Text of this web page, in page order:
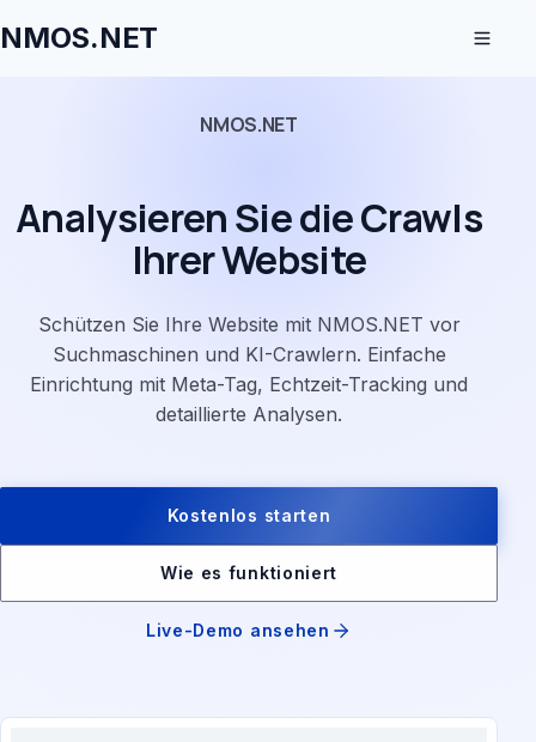
NMOS.NET
NMOS.NET
Analysieren Sie die Crawls
Ihrer Website
Schützen Sie Ihre Website mit NMOS.NET vor
Suchmaschinen und KI-Crawlern. Einfache
Einrichtung mit Meta-Tag, Echtzeit-Tracking und
detaillierte Analysen.
Kostenlos starten
Wie es funktioniert
Live-Demo ansehen